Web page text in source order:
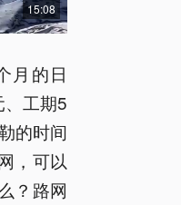
15:08
月的日
工期5
的时间
，可以
？路网